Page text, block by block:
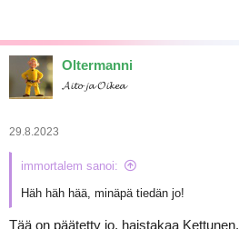
Oltermanni
𝓐𝓲𝓽𝓸 𝓳𝓪 𝓞𝓲𝓴𝓮𝓪
29.8.2023
immortalem sanoi:
Häh häh hää, minäpä tiedän jo!
Tää on päätetty jo, haistakaa Kettunen.